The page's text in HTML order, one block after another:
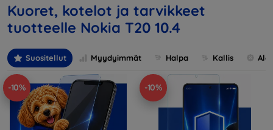
Kuoret, kotelot ja tarvikkeet
tuotteelle Nokia T20 10.4
Suositellut Myydyimmät Halpa Kallis
-10% -10%